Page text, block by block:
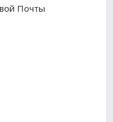
Почты